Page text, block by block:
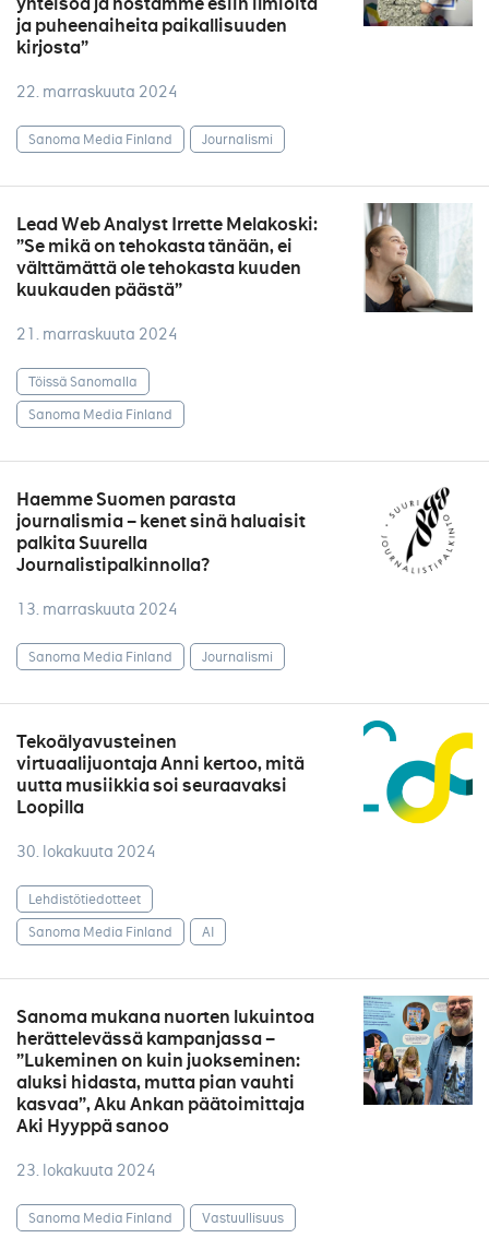
ja puheenaiheita paikallisuuden
kirjosta”
22. marraskuuta 2024
Sanoma Media Finland Journalismi
Lead Web Analyst Irrette Melakoski:
”Se mikä on tehokasta tänään, ei
välttämättä ole tehokasta kuuden
kuukauden päästä”
21. marraskuuta 2024
Töissä Sanomalla
Sanoma Media Finland
Haemme Suomen parasta
journalismia – kenet sinä haluaisit
palkita Suurella
Journalistipalkinnolla?
13. marraskuuta 2024
Sanoma Media Finland Journalismi
Tekoälyavusteinen
virtuaalijuontaja Anni kertoo, mitä
uutta musiikkia soi seuraavaksi
Loopilla
30. lokakuuta 2024
Lehdistötiedotteet
Sanoma Media Finland
AI
Sanoma mukana nuorten lukuintoa
herättelevässä kampanjassa –
”Lukeminen on kuin juokseminen:
aluksi hidasta, mutta pian vauhti
kasvaa”, Aku Ankan päätoimittaja
Aki Hyyppä sanoo
23. lokakuuta 2024
Sanoma Media Finland Vastuullisuus